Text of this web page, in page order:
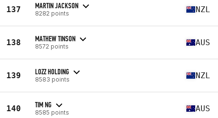
137 MARTIN JACKSON
8282 points NZL
138 MATHEW TINSON
8572 points AUS
139 LOZZ HOLDING
8583 points NZL
140 TIM NG
8585 points AUS